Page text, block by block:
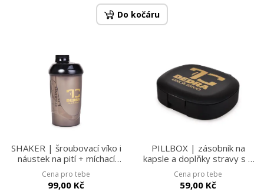
Do kočáru
SHAKER | šroubovací víko i
náustek na pití + míchací
sítko | PROTEIN SUPREME
600 ml
Cena pro tebe
99,00 Kč
PILLBOX | zásobník na
kapsle a doplňky stravy s 5
přihrádkami
Cena pro tebe
59,00 Kč